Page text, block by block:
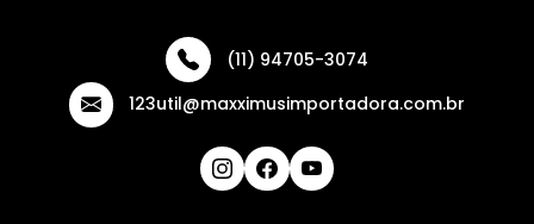
(11) 94705-3074
123util@maxximusimportadora.com.br